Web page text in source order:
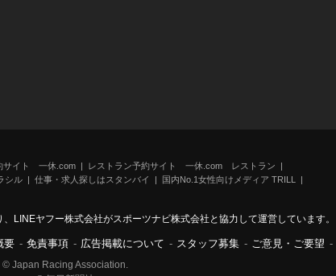
サイト 一休.com
レストラン予約サイト 一休.com レストラン
シル 仕事・求人探しはスタンバイ
国内No.1女性向けメディア TRILL
LINEヤフー株式会社がスポーツナビ株式会社と協力して運営しています。
要 - 免責事項 - 広告掲載について - スタッフ募集 - ご意見・ご要望 -
© Japan Racing Association.